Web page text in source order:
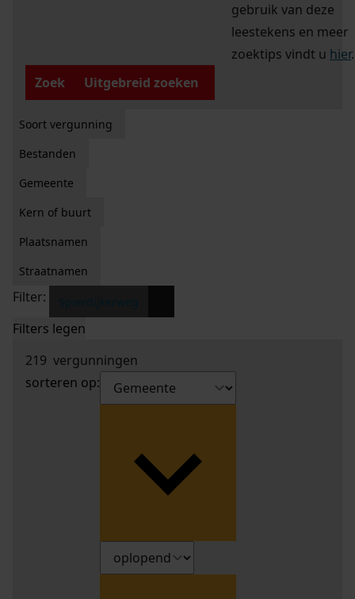
gebruik van deze
leestekens en meer
zoektips vindt u hier.
Zoek
Uitgebreid zoeken
Soort vergunning
Bestanden
Gemeente
Kern of buurt
Plaatsnamen
Straatnamen
Filter:
Filters legen
219 vergunningen
sorteren op: